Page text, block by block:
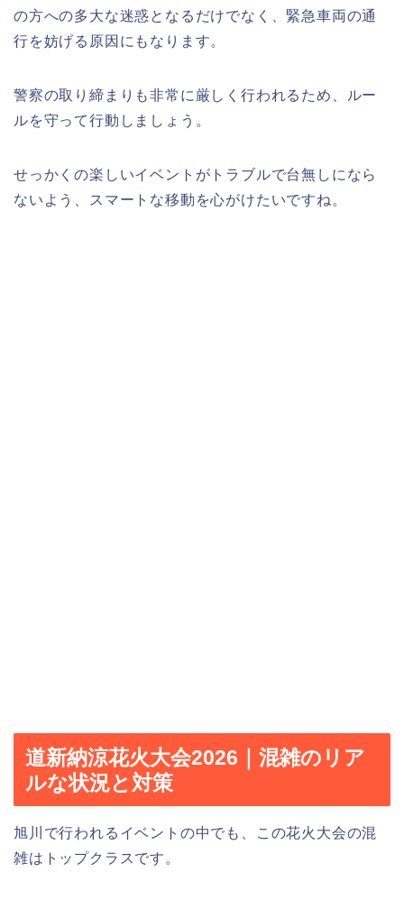
の方への多大な迷惑となるだけでなく、緊急車両の通
行を妨げる原因にもなります。
警察の取り締まりも非常に厳しく行われるため、ルー
ルを守って行動しましょう。
せっかくの楽しいイベントがトラブルで台無しになら
ないよう、スマートな移動を心がけたいですね。
道新納涼花火大会2026｜混雑のリア
ルな状況と対策
旭川で行われるイベントの中でも、この花火大会の混
雑はトップクラスです。